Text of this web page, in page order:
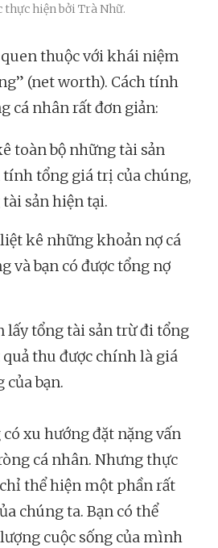
hiện bởi Trà Nhữ.
thuộc với khái niệm
(net worth). Cách tính
cá nhân rất đơn giản:
toàn bộ những tài sản
tính tổng giá trị của chúng,
tài sản hiện tại.
kê những khoản nợ cá
và bạn có được tổng nợ
lấy tổng tài sản trừ đi tổng
quả thu được chính là giá
bạn.
xu hướng đặt nặng vấn
cá nhân. Nhưng thực
thể hiện một phần rất
chúng ta. Bạn có thể
cuộc sống của mình